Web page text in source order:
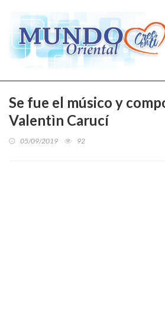
Se fue el músico y
Valentìn Carucí
05/09/2019 92